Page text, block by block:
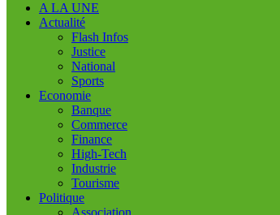
A LA UNE
Actualité
Flash Infos
Justice
National
Sports
Economie
Banque
Commerce
Finance
High-Tech
Industrie
Tourisme
Politique